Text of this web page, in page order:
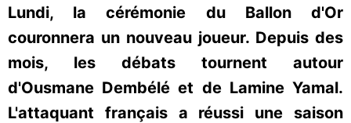
Lundi, la cérémonie du Ballon d'Or
couronnera un nouveau joueur. Depuis des
mois, les débats tournent autour
d'Ousmane Dembélé et de Lamine Yamal.
L'attaquant français a réussi une saison